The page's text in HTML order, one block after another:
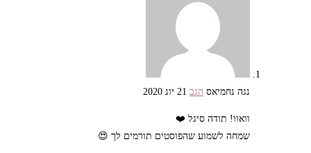
נגה נחמיאס הגב 21 יונ 2020
וואוו! תודה סיגל ❤️
שמחה לשמוע שהפוסטים תורמים לך 😍